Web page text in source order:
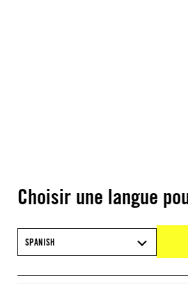
Choisir une langue
SPANISH